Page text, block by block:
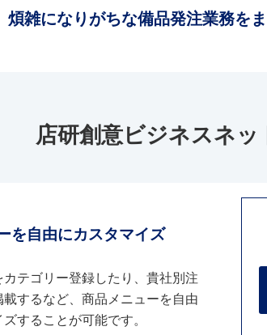
煩雑になりがちな備品発注業務を
店研創意ビジネスネッ
を自由にカスタマイズ
テゴリー登録したり、貴社別注
するなど、商品メニューを自由
することが可能です。